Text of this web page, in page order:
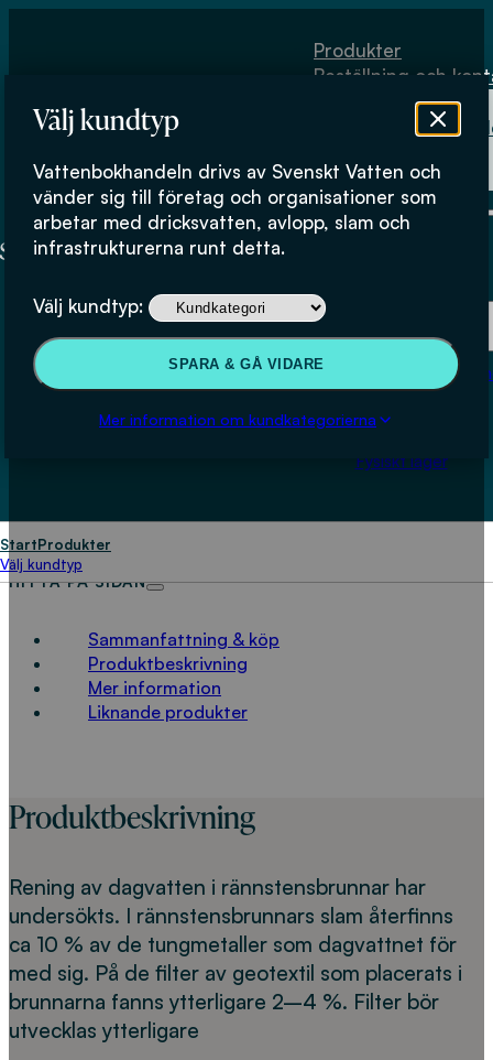
Välj kundtyp
Vattenbokhandeln drivs av Svenskt Vatten och
vänder sig till företag och organisationer som
arbetar med dricksvatten, avlopp, slam och
infrastrukturerna runt detta.
Välj kundtyp:
SPARA & GÅ VIDARE
Mer information om kundkategorierna
Produkter
Beställning och
Fysiskt lager
Beställning och kontakt
Om
Köpvillkor
Fysiskt lager
StartProdukter
Välj kundtyp
Lokal rening av
HITTA PÅ SIDAN
Sammanfattning & köp
Produktbeskrivning
Mer information
Liknande produkter
Produktbeskrivning
Rening av dagvatten i rännstensbrunnar har
undersökts. I rännstensbrunnars slam återfinns
ca 10 % av de tungmetaller som dagvattnet för
med sig. På de filter av geotextil som placerats i
brunnarna fanns ytterligare 2–4 %. Filter bör
utvecklas ytterligare